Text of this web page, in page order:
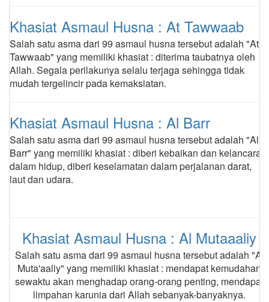
Khasiat Asmaul Husna : At Tawwaab
Salah satu asma dari 99 asmaul husna tersebut adalah "At
Tawwaab" yang memiliki khasiat : diterima taubatnya oleh
Allah. Segala perilakunya selalu terjaga sehingga tidak
mudah tergelincir pada kemaksiatan.
Khasiat Asmaul Husna : Al Barr
Salah satu asma dari 99 asmaul husna tersebut adalah "Al
Barr" yang memiliki khasiat : diberi kebaikan dan kelancaran
dalam hidup, diberi keselamatan dalam perjalanan darat,
laut dan udara.
Khasiat Asmaul Husna : Al Mutaaaliy
Salah satu asma dari 99 asmaul husna tersebut adalah "Al
Muta'aaliy" yang memiliki khasiat : mendapat kemudahan
sewaktu akan menghadap orang-orang penting, mendapat
limpahan karunia dari Allah sebanyak-banyaknya.